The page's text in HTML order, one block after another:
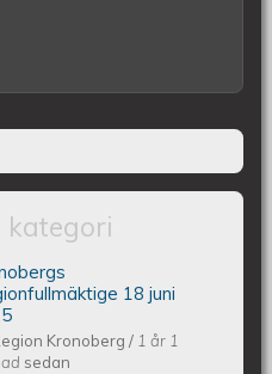
kategori
18 juni
18 juni
Kronoberg/ 1 år 1
sedan